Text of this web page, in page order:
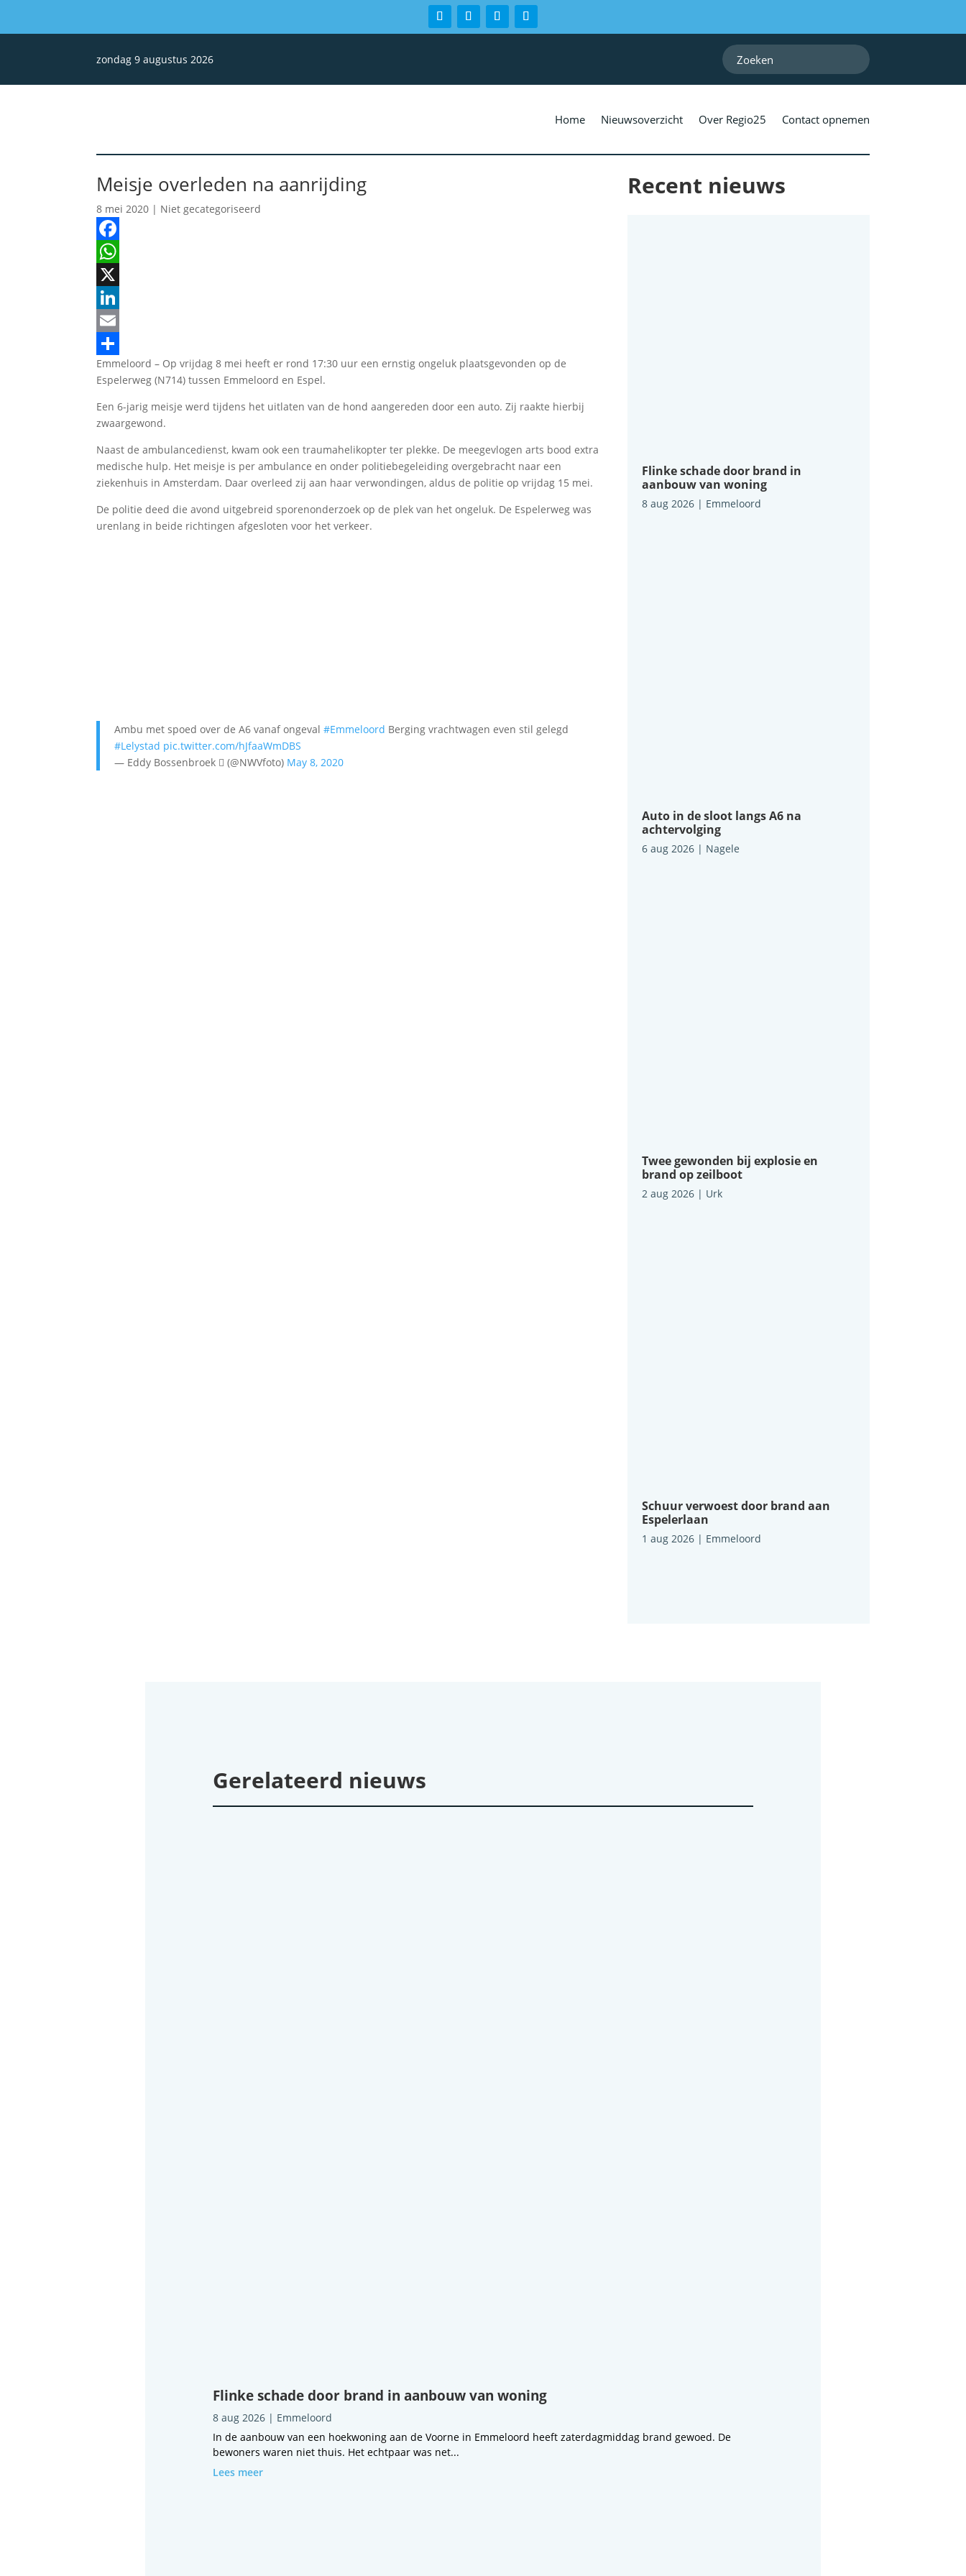
zondag 9 augustus 2026
Home Nieuwsoverzicht Over Regio25 Contact opnemen
Meisje overleden na aanrijding
8 mei 2020 | Niet gecategoriseerd
Facebook
WhatsApp
X
LinkedIn
Email
Delen
Emmeloord – Op vrijdag 8 mei heeft er rond 17:30 uur een ernstig ongeluk plaatsgevonden op de
Espelerweg (N714) tussen Emmeloord en Espel.
Een 6-jarig meisje werd tijdens het uitlaten van de hond aangereden door een auto. Zij raakte hierbij
zwaargewond.
Naast de ambulancedienst, kwam ook een traumahelikopter ter plekke. De meegevlogen arts bood extra
medische hulp. Het meisje is per ambulance en onder politiebegeleiding overgebracht naar een
ziekenhuis in Amsterdam. Daar overleed zij aan haar verwondingen, aldus de politie op vrijdag 15 mei.
De politie deed die avond uitgebreid sporenonderzoek op de plek van het ongeluk. De Espelerweg was
urenlang in beide richtingen afgesloten voor het verkeer.
Ambu met spoed over de A6 vanaf ongeval#Emmeloord Berging vrachtwagen even stil gelegd
#Lelystad pic.twitter.com/hJfaaWmDBS
— Eddy Bossenbroek  (@NWVfoto) May 8, 2020
Recent nieuws
Flinke schade door brand in
aanbouw van woning
8 aug 2026| Emmeloord
Auto in de sloot langs A6 na
achtervolging
6 aug 2026| Nagele
Twee gewonden bij explosie en
brand op zeilboot
2 aug 2026| Urk
Schuur verwoest door brand aan
Espelerlaan
1 aug 2026| Emmeloord
Gerelateerd nieuws
Flinke schade door brand in aanbouw van woning
8 aug 2026| Emmeloord
In de aanbouw van een hoekwoning aan de Voorne in Emmeloord heeft zaterdagmiddag brand gewoed. De
bewoners waren niet thuis. Het echtpaar was net...
Lees meer